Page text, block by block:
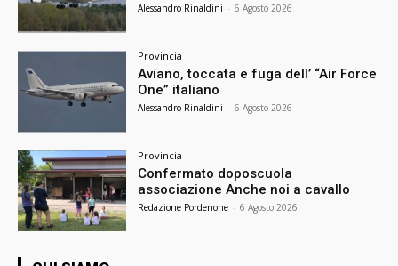
Alessandro Rinaldini - 6 Agosto 2026
Provincia
Aviano, toccata e fuga dell’ “Air Force
One” italiano
Alessandro Rinaldini - 6 Agosto 2026
Provincia
Confermato doposcuola
associazione Anche noi a cavallo
Redazione Pordenone - 6 Agosto 2026